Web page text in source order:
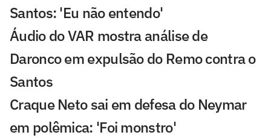
Santos: 'Eu não entendo'
Áudio do VAR mostra análise de
Daronco em expulsão do Remo contra o
Santos
Craque Neto sai em defesa do Neymar
em polêmica: 'Foi monstro'